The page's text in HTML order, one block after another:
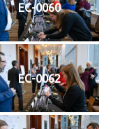
EC-0060
EC-0062